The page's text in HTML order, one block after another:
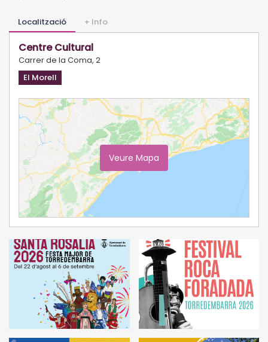
Localització + Info
Centre Cultural
Carrer de la Coma, 2
El Morell
Veure Mapa